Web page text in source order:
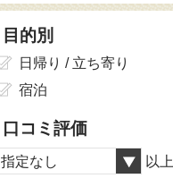
目的別
日帰り / 立ち寄り
宿泊
口コミ評価
指定なし 以上